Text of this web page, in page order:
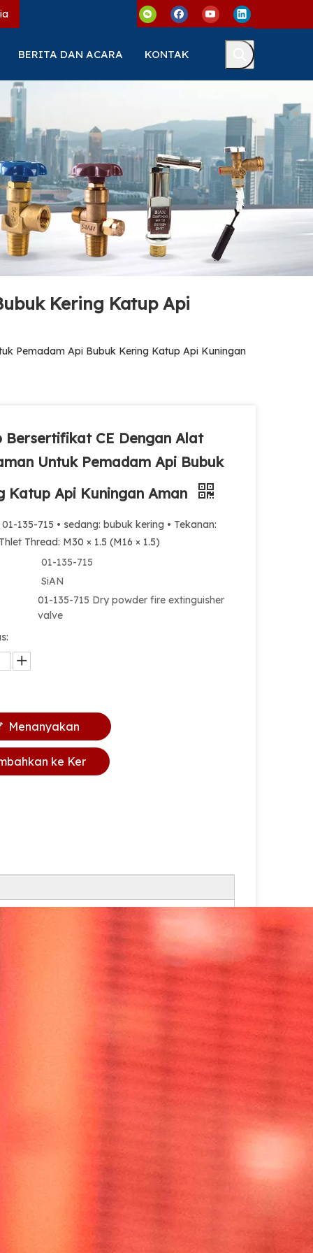
BERITA DAN ACARA KONTAK
Kering Katup Api
Pemadam Api Bubuk Kering Katup Api Kuningan
Bersertifikat CE Dengan Alat
Untuk Pemadam Api Bubuk
Katup Api Kuningan Aman
01-135-715 • sedang: bubuk kering • Tekanan:
Thread: M30 × 1.5 (M16 × 1.5)
01-135-715
SiAN
01-135-715 Dry powder fire extinguisher
valve
Menanyakan
ke Ker